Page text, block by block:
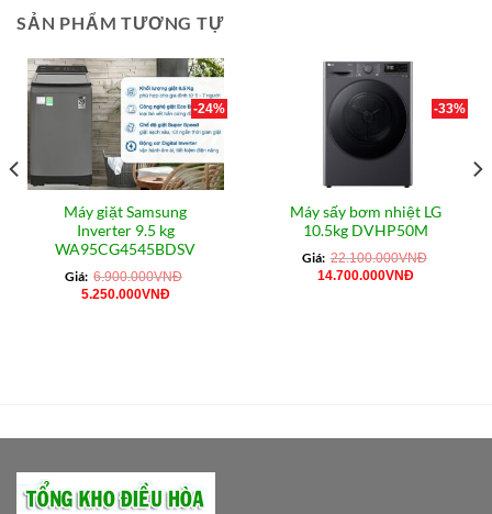
SẢN PHẨM TƯƠNG TỰ
-24%
Máy giặt Samsung
Inverter 9.5 kg
WA95CG4545BDSV
Giá: 6.900.000VNĐ
Giá
5.250.000VNĐGiá
-33%
Máy sấy bơm nhiệt LG
10.5kg DVHP50M
Giá: 22.100.000VNĐ
Giá
14.700.000VNĐGiá